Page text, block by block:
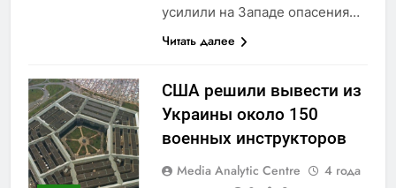
усилили на Западе опасения…
Читать далее
США решили вывести из
Украины около 150
военных инструкторов
Media Analytic Centre
4 года